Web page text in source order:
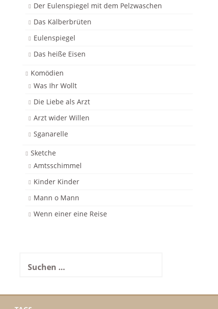
Der Eulenspiegel mit dem Pelzwaschen
Das Kälberbrüten
Eulenspiegel
Das heiße Eisen
Komödien
Was Ihr Wollt
Die Liebe als Arzt
Arzt wider Willen
Sganarelle
Sketche
Amtsschimmel
Kinder Kinder
Mann o Mann
Wenn einer eine Reise
nach: